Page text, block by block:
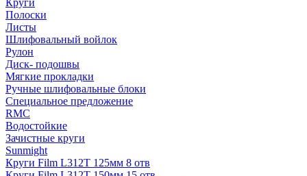
Круги
Полоски
Листы
Шлифовальный войлок
Рулон
Диск- подошвы
Мягкие прокладки
Ручные шлифовальные блоки
Специальное предложение
RMC
Водостойкие
Зачистные круги
Sunmight
Круги Film L312T 125мм 8 отв